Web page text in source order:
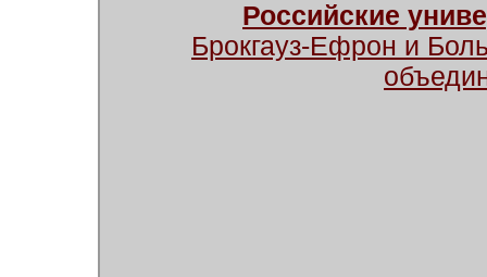
Российские
Брокгауз-Ефрон и